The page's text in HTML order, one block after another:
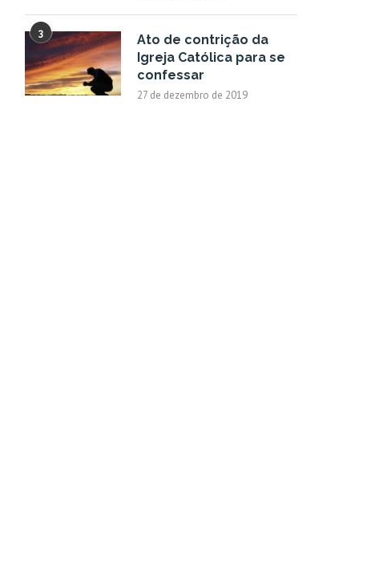
3
Ato de contrição da
Igreja Católica para se
confessar
27 de dezembro de 2019